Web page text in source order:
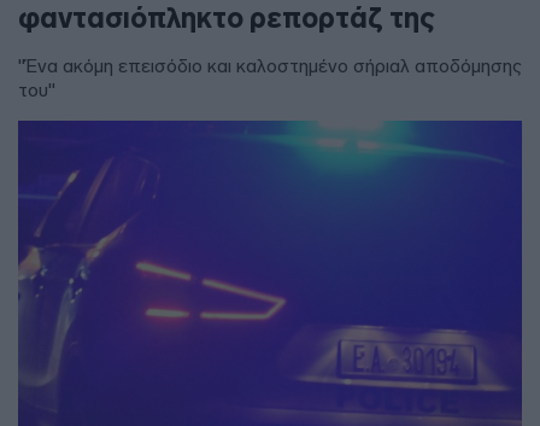
φαντασιόπληκτο ρεπορτάζ της
"Ένα ακόμη επεισόδιο και καλοστημένο σήριαλ αποδόμησης
του"